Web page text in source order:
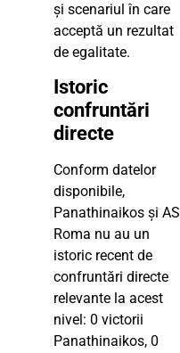
și scenariul în care
acceptă un rezultat
de egalitate.
Istoric
confruntări
directe
Conform datelor
disponibile,
Panathinaikos și AS
Roma nu au un
istoric recent de
confruntări directe
relevante la acest
nivel: 0 victorii
Panathinaikos, 0